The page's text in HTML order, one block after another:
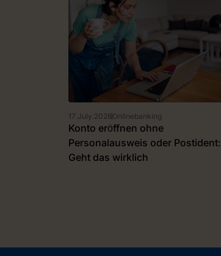
17.July.2026Onlinebanking
Konto eröffnen ohne
Personalausweis oder Postident:
Geht das wirklich